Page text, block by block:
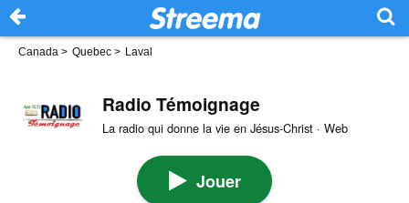
Canada > Quebec > Laval
Radio Témoignage
La radio qui donne la vie en Jésus-Christ · Web
Jouer